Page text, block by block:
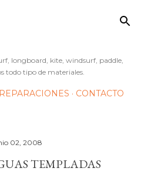
longboard, kite, windsurf, paddle,
todo tipo de materiales.
REPARACIONES CONTACTO
02, 2008
TEMPLADAS